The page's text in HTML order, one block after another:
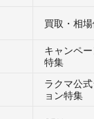
買取・相
キャンペ
特集
ラクマ公
ョン特集